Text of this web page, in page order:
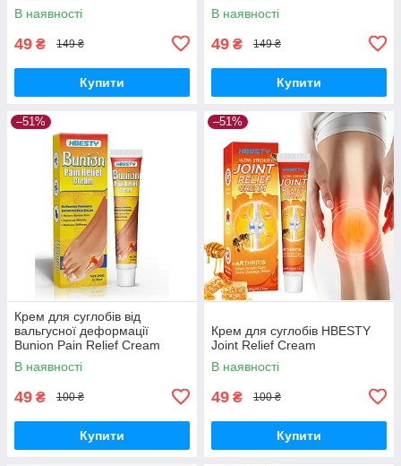
В наявності
49 ₴ 149 ₴
Купити
В наявності
49 ₴ 149 ₴
Купити
–51%
Крем для суглобів від
вальгусної деформації
Bunion Pain Relief Cream
В наявності
49 ₴ 100 ₴
Купити
–51%
Крем для суглобів HBESTY
Joint Relief Cream
В наявності
49 ₴ 100 ₴
Купити